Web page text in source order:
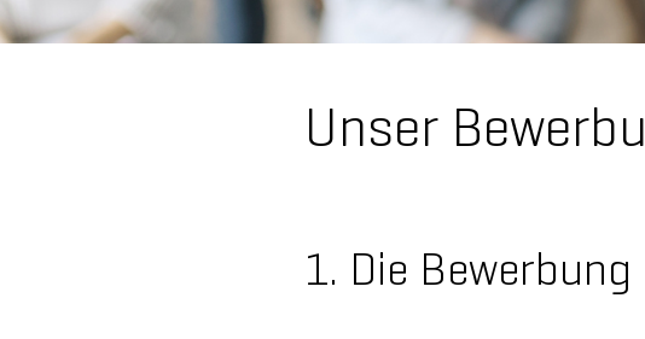
Unser
1. Die Bewerbung